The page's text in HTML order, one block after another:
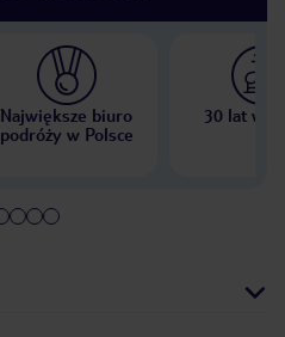
Największe biuro
podróży w Polsce
30 lat w